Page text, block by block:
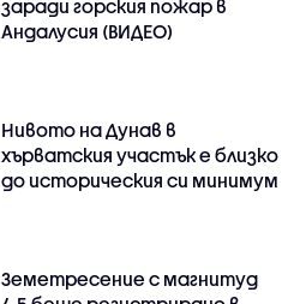
заради горския пожар в
Андалусия (ВИДЕО)
Нивото на Дунав в
хърватския участък е близко
до историческия си минимум
Земетресение с магнитуд